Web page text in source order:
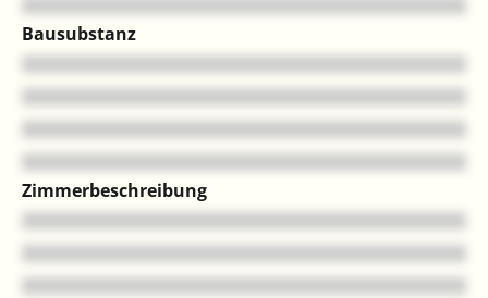
Bausubstanz
Zimmerbeschreibung